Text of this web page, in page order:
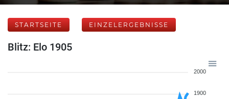
STARTSEITE EINZELERGEBNISSE
Blitz: Elo 1905
2000
1900